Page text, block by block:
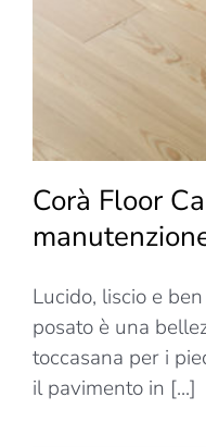
Corà Floor
Lucido, liscio e
posato è una
toccasana per i
il pavimento in [...]